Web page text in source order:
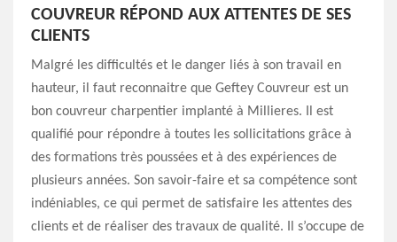
COUVREUR RÉPOND AUX ATTENTES DE SES
CLIENTS
Malgré les difficultés et le danger liés à son travail en
hauteur, il faut reconnaitre que Geftey Couvreur est un
bon couvreur charpentier implanté à Millieres. Il est
qualifié pour répondre à toutes les sollicitations grâce à
des formations très poussées et à des expériences de
plusieurs années. Son savoir-faire et sa compétence sont
indéniables, ce qui permet de satisfaire les attentes des
clients et de réaliser des travaux de qualité. Il s’occupe de